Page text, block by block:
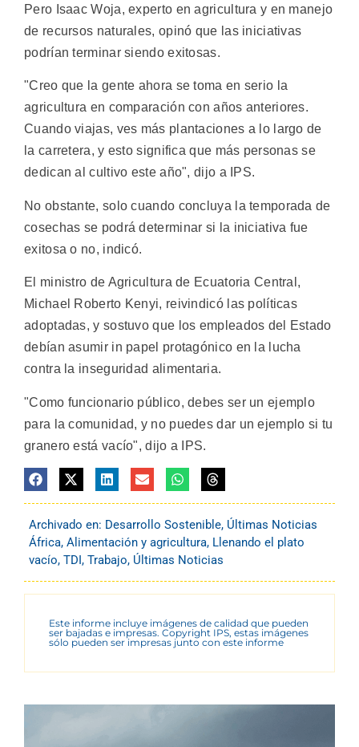
Pero Isaac Woja, experto en agricultura y en manejo
de recursos naturales, opinó que las iniciativas
podrían terminar siendo exitosas.
"Creo que la gente ahora se toma en serio la
agricultura en comparación con años anteriores.
Cuando viajas, ves más plantaciones a lo largo de
la carretera, y esto significa que más personas se
dedican al cultivo este año", dijo a IPS.
No obstante, solo cuando concluya la temporada de
cosechas se podrá determinar si la iniciativa fue
exitosa o no, indicó.
El ministro de Agricultura de Ecuatoria Central,
Michael Roberto Kenyi, reivindicó las políticas
adoptadas, y sostuvo que los empleados del Estado
debían asumir in papel protagónico en la lucha
contra la inseguridad alimentaria.
"Como funcionario público, debes ser un ejemplo
para la comunidad, y no puedes dar un ejemplo si tu
granero está vacío", dijo a IPS.
Archivado en: Desarrollo Sostenible, Últimas Noticias
África, Alimentación y agricultura, Llenando el plato
vacío, TDI, Trabajo, Últimas Noticias
Este informe incluye imágenes de calidad que pueden
ser bajadas e impresas. Copyright IPS, estas imágenes
sólo pueden ser impresas junto con este informe